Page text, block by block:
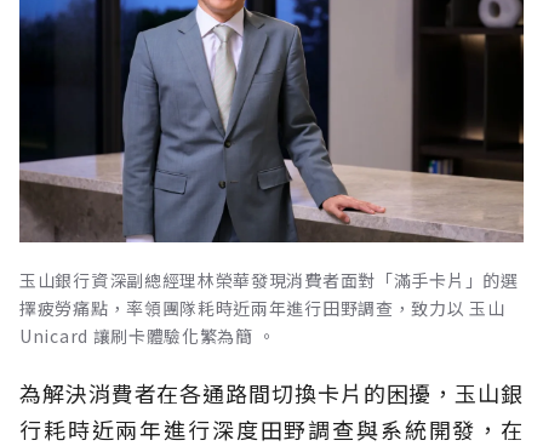
玉山銀行資深副總經理林榮華發現消費者面對「滿手卡片」的選
擇疲勞痛點，率領團隊耗時近兩年進行田野調查，致力以 玉山
Unicard 讓刷卡體驗化繁為簡 。
為解決消費者在各通路間切換卡片的困擾，玉山銀
行耗時近兩年進行深度田野調查與系統開發，在